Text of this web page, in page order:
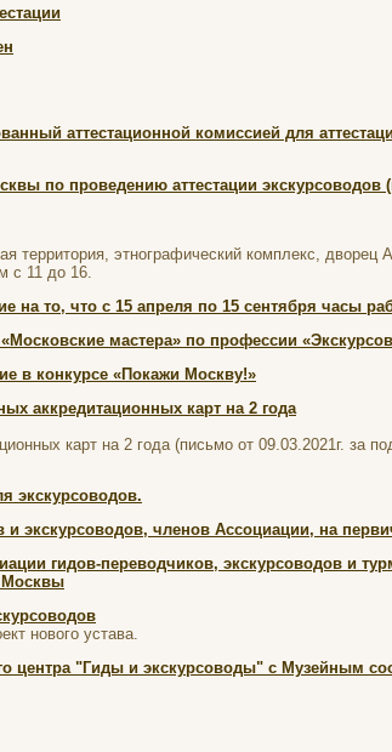
аттестационной комиссией для
по проведению аттестации экскурсоводов
территория, этнографический комплекс,
с 11 до 16.
то, что с 15 апреля по 15 сентября часы
мастера» по профессии
в конкурсе «Покажи Москву!»
аккредитационных карт на 2 года
карт на 2 года (письмо от 09.03.2021г. за
экскурсоводов.
и экскурсоводов, членов Ассоциации, на
гидов-переводчиков, экскурсоводов и
Москвы
нового устава.
центра "Гиды и экскурсоводы" с Музейным